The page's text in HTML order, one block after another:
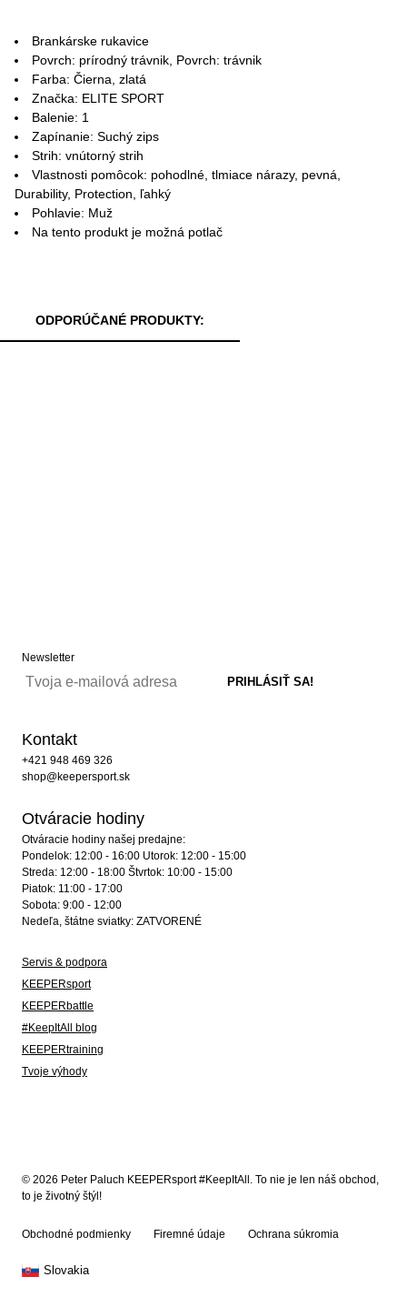
Brankárske rukavice
Povrch: prírodný trávnik, Povrch: trávnik
Farba: Čierna, zlatá
Značka: ELITE SPORT
Balenie: 1
Zapínanie: Suchý zips
Strih: vnútorný strih
Vlastnosti pomôcok: pohodlné, tlmiace nárazy, pevná,
Durability, Protection, ľahký
Pohlavie: Muž
Na tento produkt je možná potlač
ODPORÚČANÉ PRODUKTY:
Newsletter
Kontakt
+421 948 469 326
shop@keepersport.sk
Otváracie hodiny
Otváracie hodiny našej predajne:
Pondelok: 12:00 - 16:00 Utorok: 12:00 - 15:00
Streda: 12:00 - 18:00 Štvrtok: 10:00 - 15:00
Piatok: 11:00 - 17:00
Sobota: 9:00 - 12:00
Nedeľa, štátne sviatky: ZATVORENÉ
Servis & podpora
KEEPERsport
KEEPERbattle
#KeepItAll blog
KEEPERtraining
Tvoje výhody
© 2026 Peter Paluch KEEPERsport #KeepItAll. To nie je len náš obchod,
to je životný štýl!
Obchodné podmienky Firemné údaje Ochrana súkromia
Slovakia